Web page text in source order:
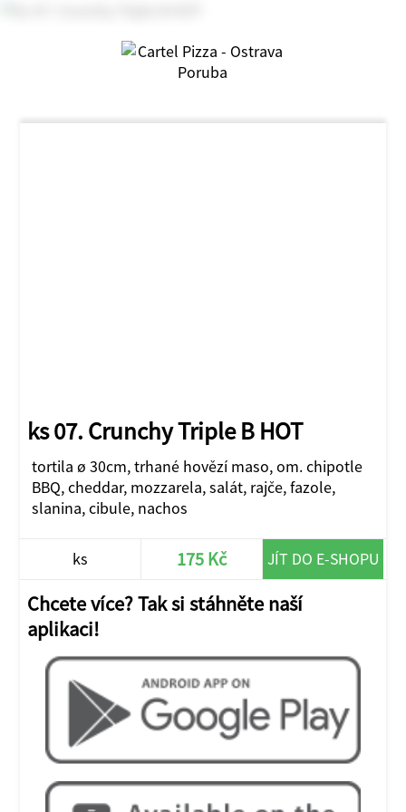
ks 07. Crunchy Triple B HOT
tortila ø 30cm, trhané hovězí maso, om. chipotle
BBQ, cheddar, mozzarela, salát, rajče, fazole,
slanina, cibule, nachos
ks 175 Kč JÍT DO E-SHOPU
Chcete více? Tak si stáhněte naší
aplikaci!